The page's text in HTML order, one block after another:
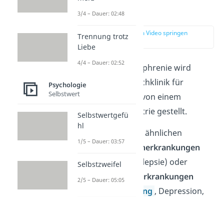
Diagnose
zur Stelle im Video springen
(04:21)
Die Diagnose Schizophrenie wird
meistens in einer Fachklinik für
Schizophrenie oder von einem
Facharzt für Psychiatrie gestellt.
Krankheitsbilder mit ähnlichen
Symptomen wie
Hirnerkrankungen
(Bsp. Hirntumor, Epilepsie) oder
anderepsychische Erkrankungen
(Bsp.
bipolare Störung , Depression,
3/4 – Dauer: 02:48
Trennung trotz
Liebe
4/4 – Dauer: 02:52
Psychologie
Selbstwert
Selbstwertgefü
hl
1/5 – Dauer: 03:57
Selbstzweifel
2/5 – Dauer: 05:05